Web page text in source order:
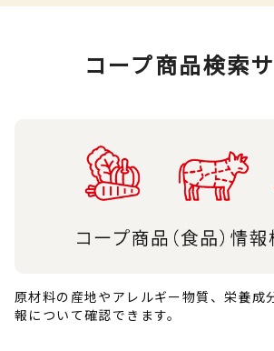
コープ商品検索
原材料の産地やアレルギー物質、栄養成
報について確認できます。